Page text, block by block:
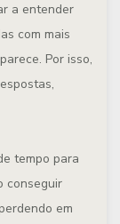
a entender
com mais
Por isso,
tempo para
conseguir
em